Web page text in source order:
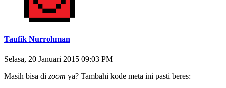
Taufik Nurrohman
Selasa, 20 Januari 2015 09:03 PM
Masih bisa di zoom ya? Tambahi kode meta ini pasti beres: